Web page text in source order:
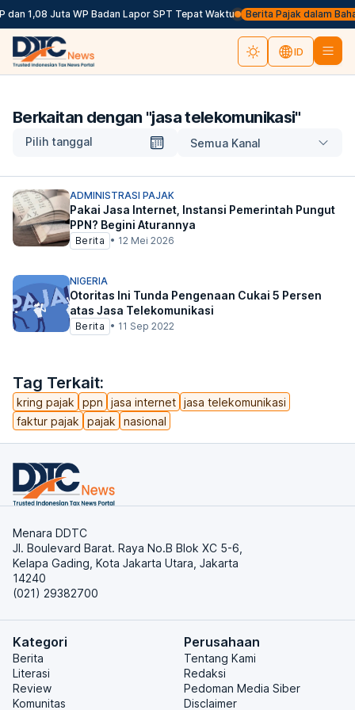
dan 1,08 Juta WP Badan Lapor SPT Tepat Waktu Berita Pajak dalam
ID
Berkaitan dengan "jasa telekomunikasi"
Pilih tanggal Semua Kanal
Tag Terkait:
kring pajak ppn jasa internet jasa telekomunikasi
faktur pajak
pajak nasional
ADMINISTRASI PAJAK
Pakai Jasa Internet, Instansi Pemerintah Pungut
PPN? Begini Aturannya
Berita • 12 Mei 2026
NIGERIA
Otoritas Ini Tunda Pengenaan Cukai 5 Persen
atas Jasa Telekomunikasi
Berita • 11 Sep 2022
Menara DDTC
Jl. Boulevard Barat. Raya No.B Blok XC 5-6,
Kelapa Gading, Kota Jakarta Utara, Jakarta
14240
(021) 29382700
Kategori
Berita
Literasi
Review
Komunitas
Perusahaan
Tentang Kami
Redaksi
Pedoman Media Siber
Disclaimer